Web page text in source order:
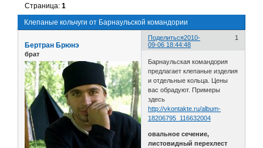
Клепаные кольчуги от Барнаульской командории
Страница:1
Поделиться 1
2010-
09-06 18:44:48
Бертран Брюнэ
брат
Барнаульская командория
предлагает клепаные изделия
и отдельные кольца. Цены
вас обрадуют. Примеры
здесь
http://vkontakte.ru/album-
18206795_116632004
овальное сечение,
листовидный перехлест